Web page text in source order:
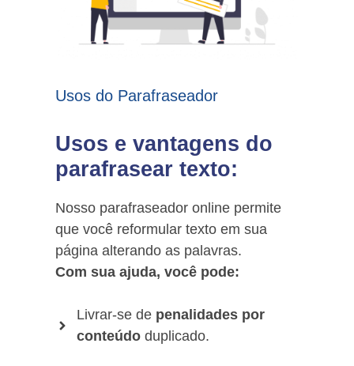
Usos do Parafraseador
Usos e vantagens do
parafrasear texto:
Nosso parafraseador online permite
que você reformular texto em sua
página alterando as palavras.
Com sua ajuda, você pode:
Livrar-se de penalidades por
conteúdo duplicado.